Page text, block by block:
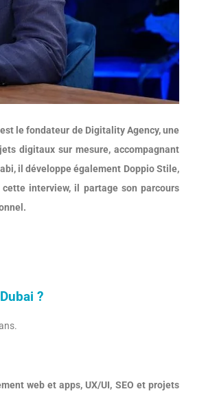
le fondateur de Digitality Agency, une
digitaux sur mesure, accompagnant
il développe également Doppio Stile,
interview, il partage son parcours
?
web et apps, UX/UI, SEO et projets